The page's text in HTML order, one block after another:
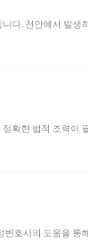
다. 천안에서 발생
확한 법적 조력이
호사의 도움을 통